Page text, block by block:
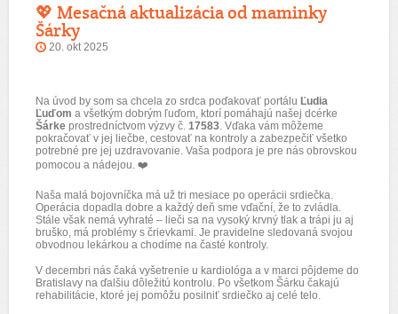
💖 Mesačná aktualizácia od maminky
Šárky
20. okt 2025
Na úvod by som sa chcela zo srdca poďakovať portálu Ľudia
Ľuďom a všetkým dobrým ľuďom, ktorí pomáhajú našej dcérke
Šárke prostredníctvom výzvy č. 17583. Vďaka vám môžeme
pokračovať v jej liečbe, cestovať na kontroly a zabezpečiť všetko
potrebné pre jej uzdravovanie. Vaša podpora je pre nás obrovskou
pomocou a nádejou. ❤️
Naša malá bojovníčka má už tri mesiace po operácii srdiečka.
Operácia dopadla dobre a každý deň sme vďační, že to zvládla.
Stále však nemá vyhraté – lieči sa na vysoký krvný tlak a trápi ju aj
bruško, má problémy s črievkami. Je pravidelne sledovaná svojou
obvodnou lekárkou a chodíme na časté kontroly.
V decembri nás čaká vyšetrenie u kardiológa a v marci pôjdeme do
Bratislavy na ďalšiu dôležitú kontrolu. Po všetkom Šárku čakajú
rehabilitácie, ktoré jej pomôžu posilniť srdiečko aj celé telo.